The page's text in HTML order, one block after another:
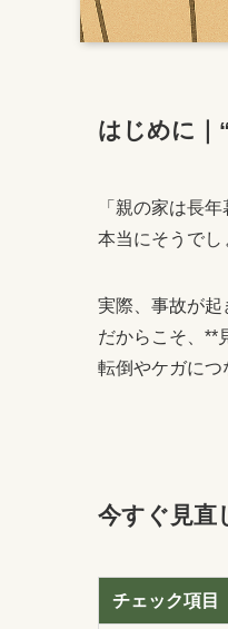
はじめに｜
「親の家は長
本当にそうでし
実際、事故が起
だからこそ、**
転倒やケガにつ
今すぐ見直
チェック項目